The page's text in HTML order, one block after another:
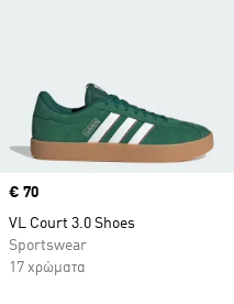
Price
€ 70
VL Court 3.0 Shoes
Sportswear
17 χρώματα